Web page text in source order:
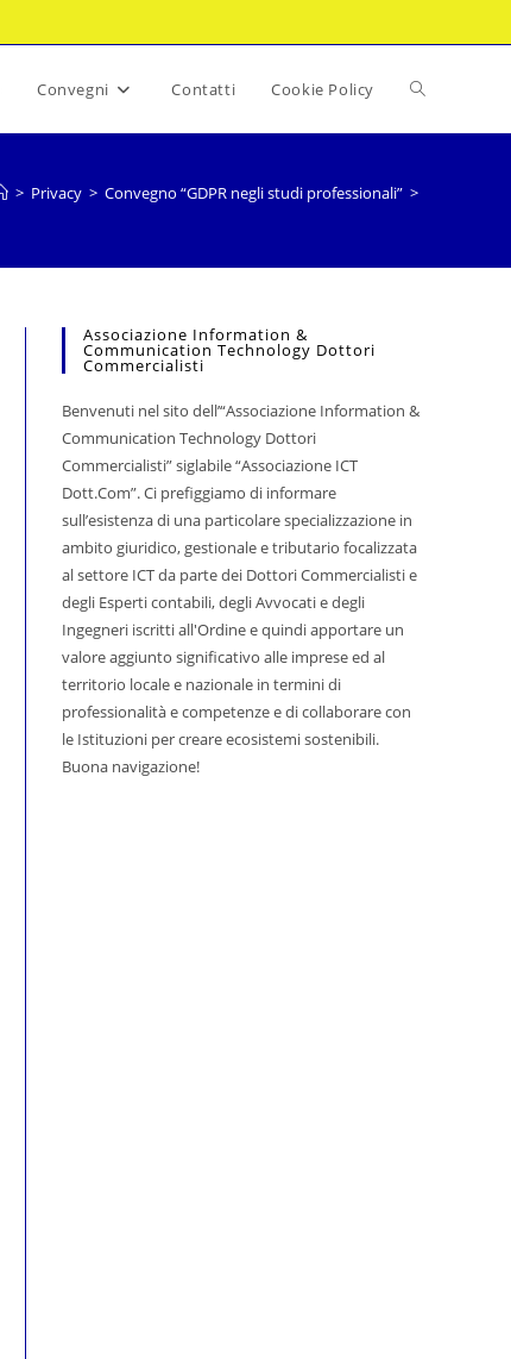
Convegni Contatti Cookie Policy Attiva/
ricerca
web
> Privacy > Convegno “GDPR negli studi professionali” >
Associazione Information &
Communication Technology Dottori
Commercialisti
Benvenuti nel sito dell’“Associazione Information &
Communication Technology Dottori
Commercialisti” siglabile “Associazione ICT
Dott.Com”. Ci prefiggiamo di informare
sull’esistenza di una particolare specializzazione in
ambito giuridico, gestionale e tributario focalizzata
al settore ICT da parte dei Dottori Commercialisti e
degli Esperti contabili, degli Avvocati e degli
Ingegneri iscritti all'Ordine e quindi apportare un
valore aggiunto significativo alle imprese ed al
territorio locale e nazionale in termini di
professionalità e competenze e di collaborare con
le Istituzioni per creare ecosistemi sostenibili.
Buona navigazione!